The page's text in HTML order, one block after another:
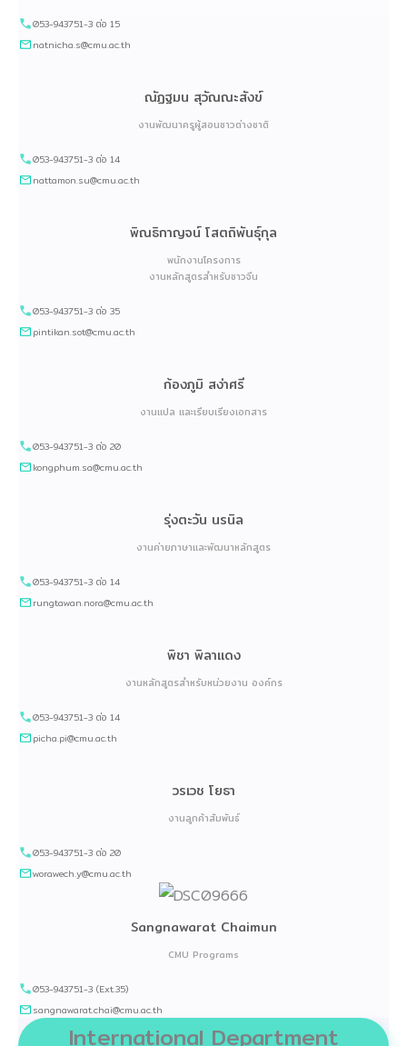
053-943751-3 ต่อ 15
natnicha.s@cmu.ac.th
ณัฏฐมน สุวัณณะสังข์
งานพัฒนาครูผู้สอนชาวต่างชาติ
053-943751-3 ต่อ 14
nattamon.su@cmu.ac.th
พิณธิกาญจน์ โสตถิพันธุ์กุล
พนักงานโครงการ
งานหลักสูตรสำหรับชาวจีน
053-943751-3 ต่อ 35
pintikan.sot@cmu.ac.th
ก้องภูมิ สง่าศรี
งานแปล และเรียบเรียงเอกสาร
053-943751-3 ต่อ 20
kongphum.sa@cmu.ac.th
รุ่งตะวัน นรนิล
งานค่ายภาษาและพัฒนาหลักสูตร
053-943751-3 ต่อ 14
rungtawan.nora@cmu.ac.th
พิชา พิลาแดง
งานหลักสูตรสำหรับหน่วยงาน องค์กร
053-943751-3 ต่อ 14
picha.pi@cmu.ac.th
วรเวช โยธา
งานลูกค้าสัมพันธ์
053-943751-3 ต่อ 20
worawech.y@cmu.ac.th
Sangnawarat Chaimun
CMU Programs
053-943751-3 (Ext.35)
sangnawarat.chai@cmu.ac.th
International Department